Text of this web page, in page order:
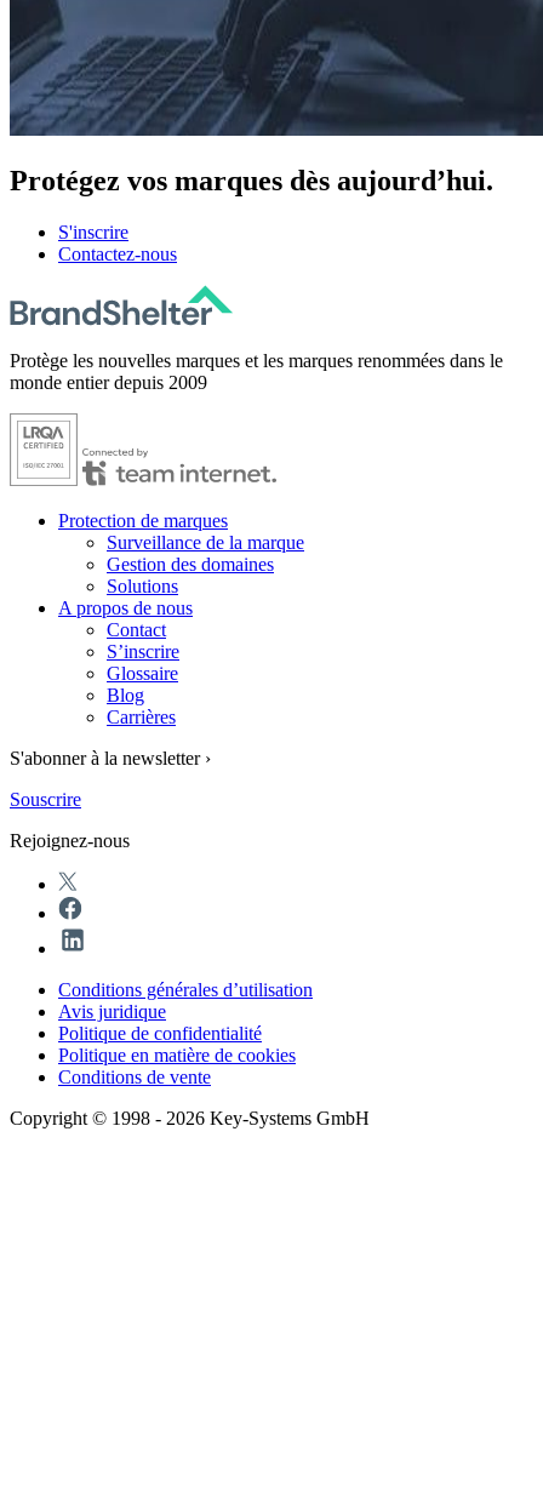
Protégez vos marques dès aujourd’hui.
S'inscrire
Contactez-nous
Protège les nouvelles marques et les marques renommées dans le
monde entier depuis 2009
Protection de marques
Surveillance de la marque
Gestion des domaines
Solutions
A propos de nous
Contact
S’inscrire
Glossaire
Blog
Carrières
S'abonner à la newsletter ›
Souscrire
Rejoignez-nous
Conditions générales d’utilisation
Avis juridique
Politique de confidentialité
Politique en matière de cookies
Conditions de vente
Copyright © 1998 - 2026 Key-Systems GmbH